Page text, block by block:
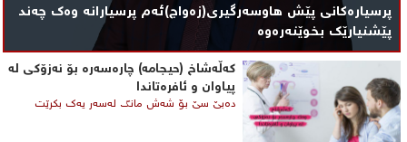
پرسیارەکانی پێش هاوسەرگیری(زەواج)ئەم پرسیارانە وەک چەند
پێشنیارێک بخوێنەرەوە
کەڵەشاخ (حیجامە) چارەسەرە بۆ نەزۆکی لە
پیاوان و ئافرەتاندا
دەبێ سێ بۆ شەش مانگ لەسەر یەک بكرێت